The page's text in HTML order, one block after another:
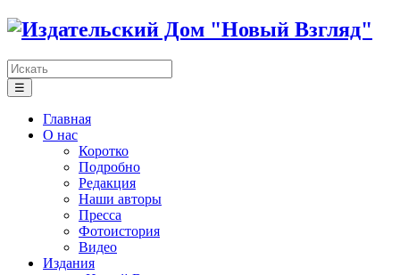
☰
Главная
О нас
Коротко
Подробно
Редакция
Наши авторы
Пресса
Фотоистория
Видео
Издания